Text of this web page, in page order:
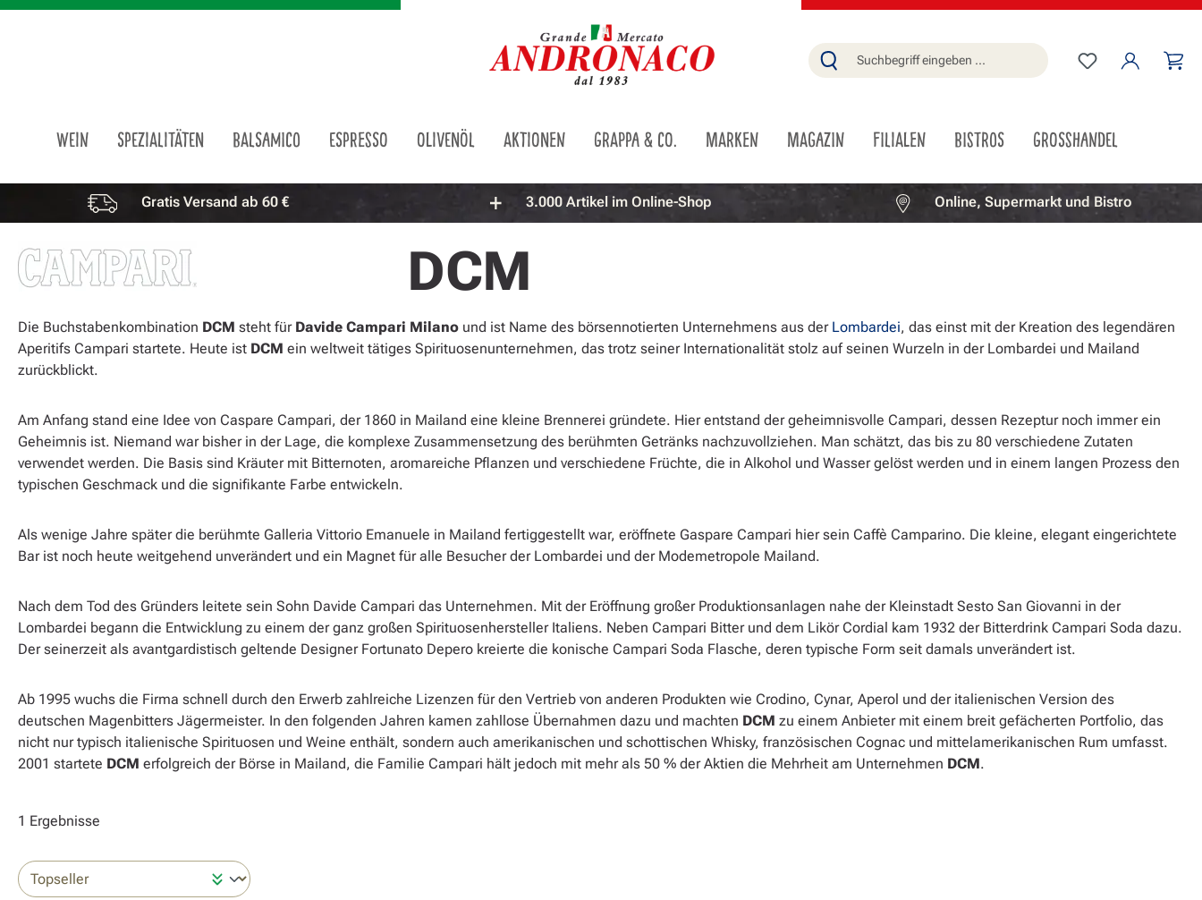
Du hast 0
WEIN SPEZIALITÄTEN BALSAMICO ESPRESSO OLIVENÖL AKTIONEN GRAPPA & CO. MARKEN MAGAZIN FILIALEN BISTROS GROSSHANDEL
Vorteile überspringen Gratis Versand ab 60 € 3.000 Artikel im Online-Shop Online, Supermarkt und Bistro
DCM
Die Buchstabenkombination DCM steht für Davide Campari Milano und ist Name des börsennotierten Unternehmens aus der Lombardei, das einst mit der Kreation des legendären
Aperitifs Campari startete. Heute ist DCM ein weltweit tätiges Spirituosenunternehmen, das trotz seiner Internationalität stolz auf seinen Wurzeln in der Lombardei und Mailand
zurückblickt.
Am Anfang stand eine Idee von Caspare Campari, der 1860 in Mailand eine kleine Brennerei gründete. Hier entstand der geheimnisvolle Campari, dessen Rezeptur noch immer ein
Geheimnis ist. Niemand war bisher in der Lage, die komplexe Zusammensetzung des berühmten Getränks nachzuvollziehen. Man schätzt, das bis zu 80 verschiedene Zutaten
verwendet werden. Die Basis sind Kräuter mit Bitternoten, aromareiche Pflanzen und verschiedene Früchte, die in Alkohol und Wasser gelöst werden und in einem langen Prozess den
typischen Geschmack und die signifikante Farbe entwickeln.
Als wenige Jahre später die berühmte Galleria Vittorio Emanuele in Mailand fertiggestellt war, eröffnete Gaspare Campari hier sein Caffè Camparino. Die kleine, elegant eingerichtete
Bar ist noch heute weitgehend unverändert und ein Magnet für alle Besucher der Lombardei und der Modemetropole Mailand.
Nach dem Tod des Gründers leitete sein Sohn Davide Campari das Unternehmen. Mit der Eröffnung großer Produktionsanlagen nahe der Kleinstadt Sesto San Giovanni in der
Lombardei begann die Entwicklung zu einem der ganz großen Spirituosenhersteller Italiens. Neben Campari Bitter und dem Likör Cordial kam 1932 der Bitterdrink Campari Soda dazu.
Der seinerzeit als avantgardistisch geltende Designer Fortunato Depero kreierte die konische Campari Soda Flasche, deren typische Form seit damals unverändert ist.
Ab 1995 wuchs die Firma schnell durch den Erwerb zahlreiche Lizenzen für den Vertrieb von anderen Produkten wie Crodino, Cynar, Aperol und der italienischen Version des
deutschen Magenbitters Jägermeister. In den folgenden Jahren kamen zahllose Übernahmen dazu und machten DCM zu einem Anbieter mit einem breit gefächerten Portfolio, das
nicht nur typisch italienische Spirituosen und Weine enthält, sondern auch amerikanischen und schottischen Whisky, französischen Cognac und mittelamerikanischen Rum umfasst.
2001 startete DCM erfolgreich der Börse in Mailand, die Familie Campari hält jedoch mit mehr als 50 % der Aktien die Mehrheit am Unternehmen DCM.
1 Ergebnisse